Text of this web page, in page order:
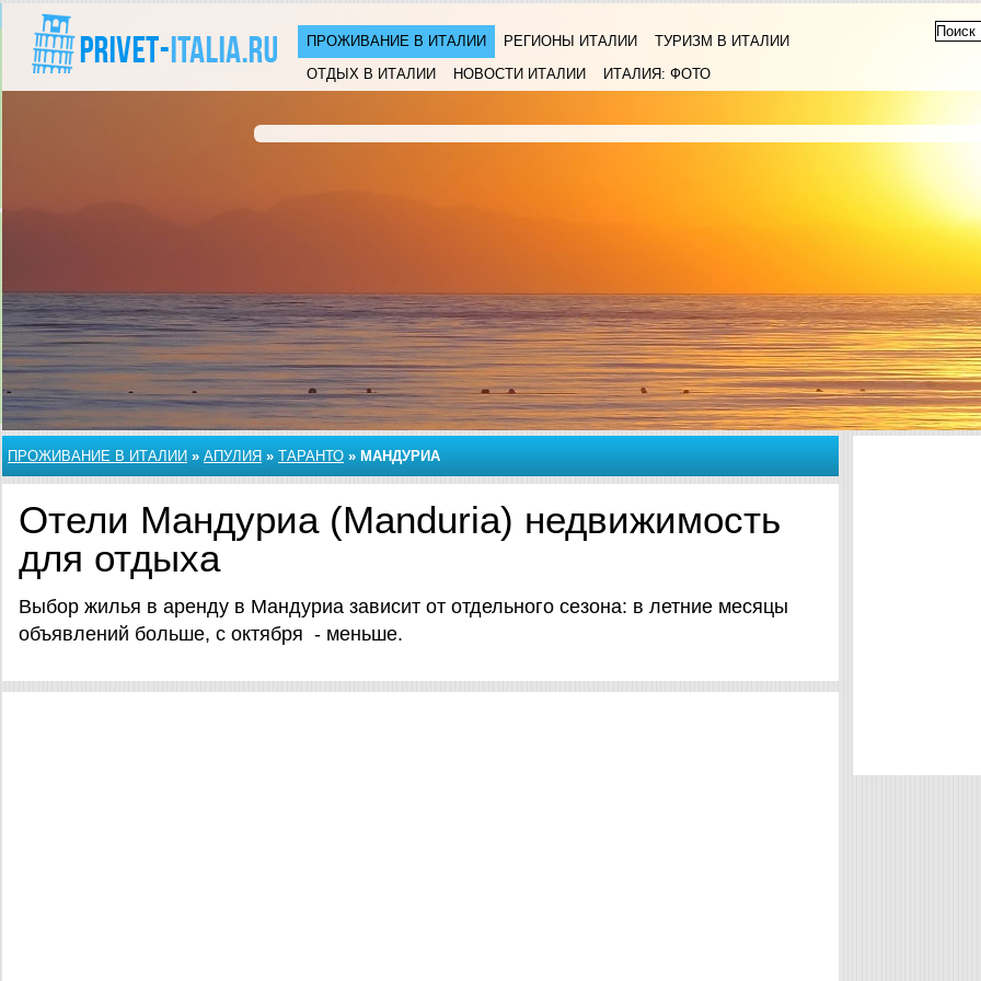
ПРОЖИВАНИЕ В ИТАЛИИ РЕГИОНЫ ИТАЛИИ
ТУРИЗМ В ИТАЛИИ
ОТДЫХ В ИТАЛИИ
НОВОСТИ ИТАЛИИ ИТАЛИЯ: ФОТО
ПРОЖИВАНИЕ В ИТАЛИИ » АПУЛИЯ » ТАРАНТО » МАНДУРИА
Отели Мандуриа (Manduria) недвижимость
для отдыха
Выбор жилья в аренду в Мандуриа зависит от отдельного сезона: в летние месяцы
объявлений больше, с октября - меньше.